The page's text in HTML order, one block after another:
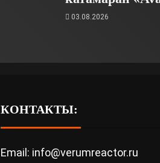
03.08.2026
КОНТАКТЫ:
Email: info@verumreactor.ru